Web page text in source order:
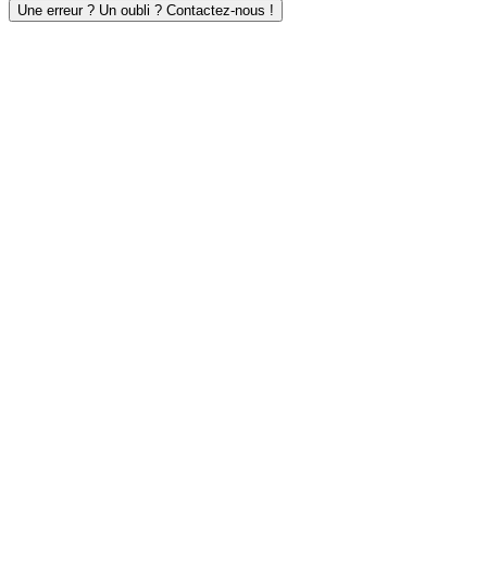
Une erreur ? Un oubli ? Contactez-nous !